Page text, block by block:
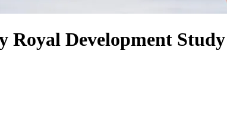
Royal Development